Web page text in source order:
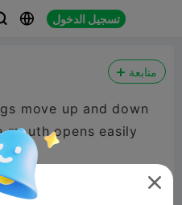
 تسجيل الدخول
متابعة
move up and down
opens easily
